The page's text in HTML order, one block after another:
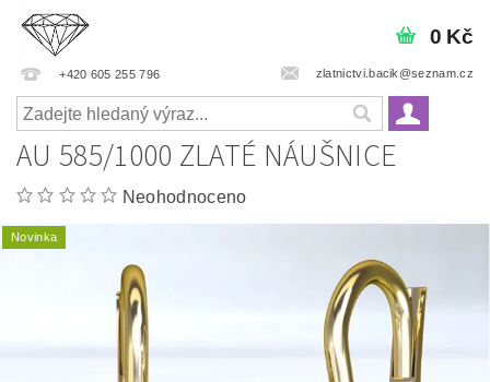
+420 605 255 796 zlatnictvi.bacik@seznam.cz
0 Kč
AU 585/1000 ZLATÉ NÁUŠNICE
Neohodnoceno
Novinka